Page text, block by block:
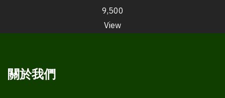
9,500
View
關於我們